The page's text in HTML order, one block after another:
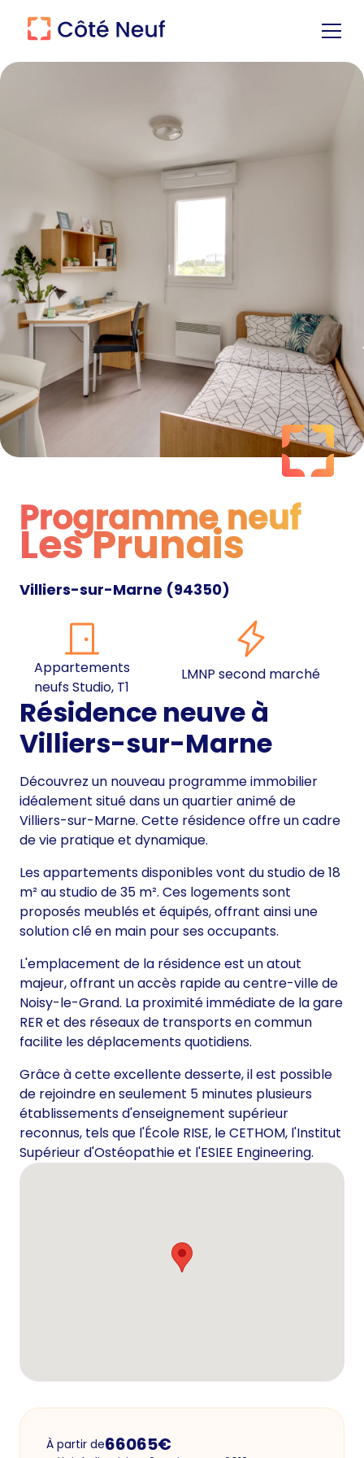
Programme neuf
Programme neuf
Les Prunais
Villiers-sur-Marne (94350)
Appartements
neufs Studio, T1
LMNP second marché
Résidence neuve à
Villiers-sur-Marne
Découvrez un nouveau programme immobilier
idéalement situé dans un quartier animé de
Villiers-sur-Marne. Cette résidence offre un cadre
de vie pratique et dynamique.
Les appartements disponibles vont du studio de 18
m² au studio de 35 m². Ces logements sont
proposés meublés et équipés, offrant ainsi une
solution clé en main pour ses occupants.
L'emplacement de la résidence est un atout
majeur, offrant un accès rapide au centre-ville de
Noisy-le-Grand. La proximité immédiate de la gare
RER et des réseaux de transports en commun
facilite les déplacements quotidiens.
Grâce à cette excellente desserte, il est possible
de rejoindre en seulement 5 minutes plusieurs
établissements d'enseignement supérieur
reconnus, tels que l'École RISE, le CETHOM, l'Institut
Supérieur d'Ostéopathie et l'ESIEE Engineering.
À partir de66065€